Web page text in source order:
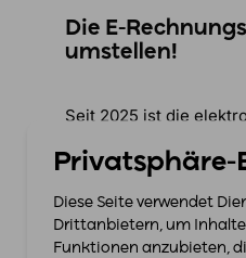
Die E-
umstellen!
Seit 2025 ist die
Unternehmen E-
Bis 2027 gilt noch
Versand, doch wer
den Stress bei Ablauf
Privatsphäre-
Diese Seite verwendet
Drittanbietern, um
Funktionen anzubieten,